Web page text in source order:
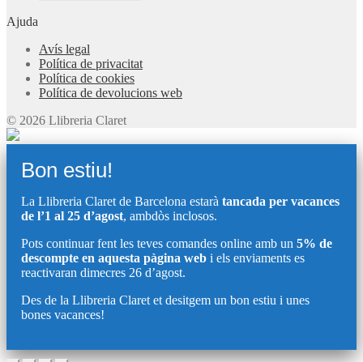
Ajuda
Avís legal
Política de privacitat
Política de cookies
Política de devolucions web
© 2026 Llibreria Claret
Bon estiu!
La Llibreria Claret de Barcelona estarà tancada per vacances
de l’1 al 25 d’agost, ambdòs inclosos.
Pots continuar fent les teves comandes online amb un 5% de
descompte en aquesta pàgina web i els enviaments es
reactivaran dimecres 26 d’agost.
Des de la Llibreria Claret et desitgem un bon estiu i unes
bones vacances!